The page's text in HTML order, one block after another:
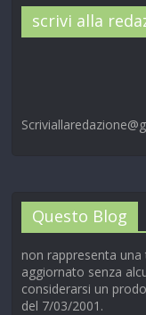
scrivi alla
Questo Blog
non rappresenta
aggiornato senza
considerarsi un
del 7/03/2001.